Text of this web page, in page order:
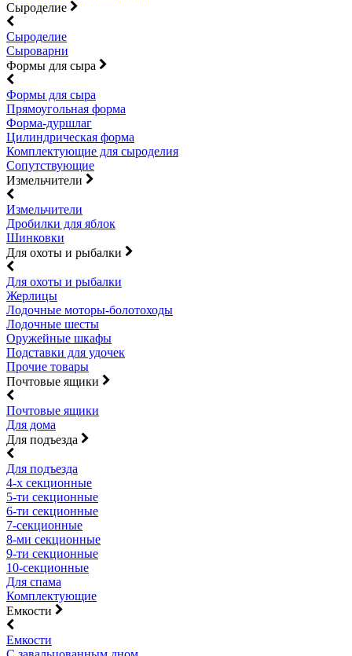
Сыроделие
Сыроделие
Сыроварни
Формы для сыра
Формы для сыра
Прямоугольная форма
Форма-дуршлаг
Цилиндрическая форма
Комплектующие для сыроделия
Сопутствующие
Измельчители
Измельчители
Дробилки для яблок
Шинковки
Для охоты и рыбалки
Для охоты и рыбалки
Жерлицы
Лодочные моторы-болотоходы
Лодочные шесты
Оружейные шкафы
Подставки для удочек
Прочие товары
Почтовые ящики
Почтовые ящики
Для дома
Для подъезда
Для подъезда
4-х секционные
5-ти секционные
6-ти секционные
7-секционные
8-ми секционные
9-ти секционные
10-секционные
Для спама
Комплектующие
Емкости
Емкости